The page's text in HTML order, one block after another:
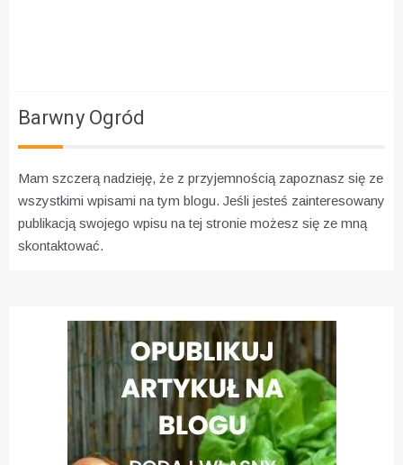
Barwny Ogród
Mam szczerą nadzieję, że z przyjemnością zapoznasz się ze
wszystkimi wpisami na tym blogu. Jeśli jesteś zainteresowany
publikacją swojego wpisu na tej stronie możesz się ze mną
skontaktować.